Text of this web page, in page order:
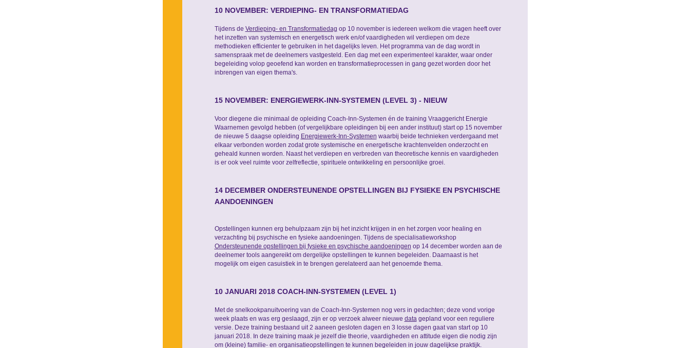
10 NOVEMBER: VERDIEPING- EN TRANSFORMATIEDAG
Tijdens de Verdieping- en Transformatiedag op 10 november is iedereen welkom die vragen heeft over
het inzetten van systemisch en energetisch werk en/of vaardigheden wil verdiepen om deze
methodieken efficienter te gebruiken in het dagelijks leven. Het programma van de dag wordt in
samenspraak met de deelnemers vastgesteld. Een dag met een experimenteel karakter, waar onder
begeleiding volop geoefend kan worden en transformatieprocessen in gang gezet worden door het
inbrengen van eigen thema's.
15 NOVEMBER: ENERGIEWERK-INN-SYSTEMEN (LEVEL 3) - NIEUW
Voor diegene die minimaal de opleiding Coach-Inn-Systemen én de training Vraaggericht Energie
Waarnemen gevolgd hebben (of vergelijkbare opleidingen bij een ander instituut) start op 15 november
de nieuwe 5 daagse opleiding Energiewerk-Inn-Systemen waarbij beide technieken verdergaand met
elkaar verbonden worden zodat grote systemische en energetische krachtenvelden onderzocht en
geheald kunnen worden. Naast het verdiepen en verbreden van theoretische kennis en vaardigheden
is er ook veel ruimte voor zelfreflectie, spirituele ontwikkeling en persoonlijke groei.
14 DECEMBER ONDERSTEUNENDE OPSTELLINGEN BIJ FYSIEKE EN PSYCHISCHE
AANDOENINGEN
Opstellingen kunnen erg behulpzaam zijn bij het inzicht krijgen in en het zorgen voor healing en
verzachting bij psychische en fysieke aandoeningen. Tijdens de specialisatieworkshop
Ondersteunende opstellingen bij fysieke en psychische aandoeningen op 14 december worden aan de
deelnemer tools aangereikt om dergelijke opstellingen te kunnen begeleiden. Daarnaast is het
mogelijk om eigen casuistiek in te brengen gerelateerd aan het genoemde thema.
10 JANUARI 2018 COACH-INN-SYSTEMEN (LEVEL 1)
Met de snelkookpanuitvoering van de Coach-Inn-Systemen nog vers in gedachten; deze vond vorige
week plaats en was erg geslaagd, zijn er op verzoek alweer nieuwe datagepland voor een reguliere
versie. Deze training bestaand uit 2 aaneen gesloten dagen en 3 losse dagen gaat van start op 10
januari 2018. In deze training maak je jezelf die theorie, vaardigheden en attitude eigen die nodig zijn
om (kleine) familie- en organisatieopstellingen te kunnen begeleiden in jouw dagelijkse praktijk.